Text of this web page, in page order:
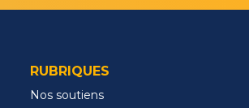
RUBRIQUES
Nos soutiens